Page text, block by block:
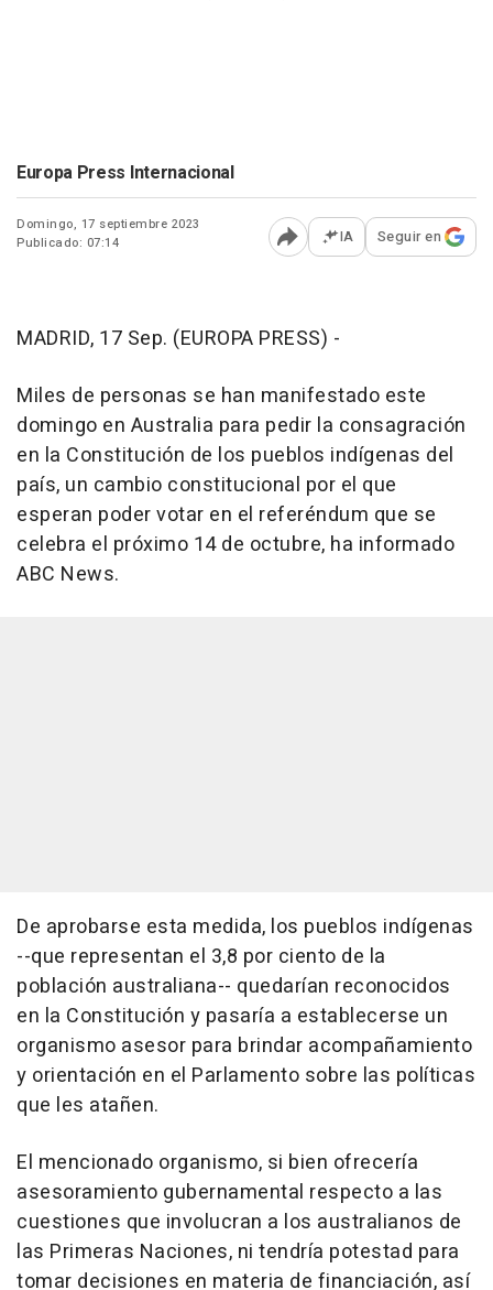
Europa Press Internacional
Domingo, 17 septiembre 2023
Publicado: 07:14
Abrir opciones para
IA Seguir en
MADRID, 17 Sep. (EUROPA PRESS) -
Miles de personas se han manifestado este
domingo en Australia para pedir la consagración
en la Constitución de los pueblos indígenas del
país, un cambio constitucional por el que
esperan poder votar en el referéndum que se
celebra el próximo 14 de octubre, ha informado
ABC News.
De aprobarse esta medida, los pueblos indígenas
--que representan el 3,8 por ciento de la
población australiana-- quedarían reconocidos
en la Constitución y pasaría a establecerse un
organismo asesor para brindar acompañamiento
y orientación en el Parlamento sobre las políticas
que les atañen.
El mencionado organismo, si bien ofrecería
asesoramiento gubernamental respecto a las
cuestiones que involucran a los australianos de
las Primeras Naciones, ni tendría potestad para
tomar decisiones en materia de financiación, así